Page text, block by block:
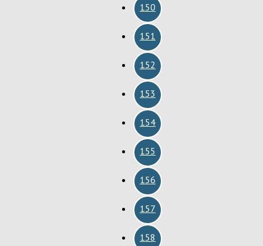
150
151
152
153
154
155
156
157
158